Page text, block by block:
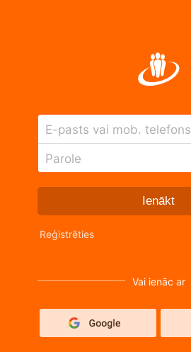
E-pasts vai mob. telefons
Parole
Ienākt
Reģistrēties
Vai ienāc ar